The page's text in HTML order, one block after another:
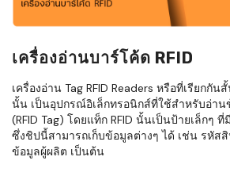
เครื่องอ่านบาร์โค้ด RFID
เครื่องอ่าน Tag RFID Readers หรือที่เรียกกัน
นั้น เป็นอุปกรณ์อิเล็กทรอนิกส์ที่ใช้สำหรับอ่าน
(RFID Tag) โดยแท็ก RFID นั้นเป็นป้ายเล็กๆ
ซึ่งชิปนี้สามารถเก็บข้อมูลต่างๆ ได้ เช่น รหัส
ข้อมูลผู้ผลิต เป็นต้น